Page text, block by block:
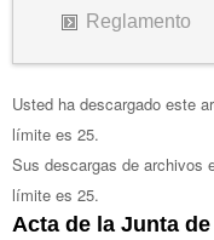
Reglamento
Usted ha descargado este
límite es 25.
Sus descargas de archivos
límite es 25.
Acta de la Junta